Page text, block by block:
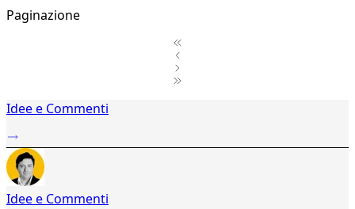
Paginazione
2Idee e Commenti
Idee e Commenti